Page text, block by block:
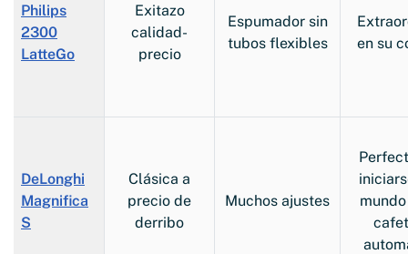
Philips
2300
LatteGo
Exitazo
calidad-
precio
Espumador sin
tubos flexibles
en su
DeLonghi
Magnifica
S
Clásica a
precio de
derribo
Muchos ajustes